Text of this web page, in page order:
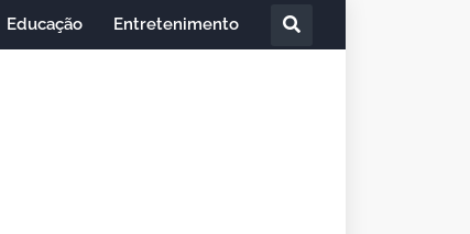
Educação Entretenimento